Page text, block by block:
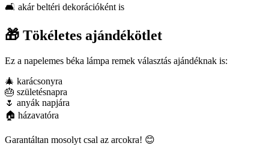
🛋️ akár beltéri dekorációként is
🎁 Tökéletes ajándékötlet
Ez a napelemes béka lámpa remek választás ajándéknak is:
🎄 karácsonyra
🎂 születésnapra
🌷 anyák napjára
🏠 házavatóra
Garantáltan mosolyt csal az arcokra! 😊